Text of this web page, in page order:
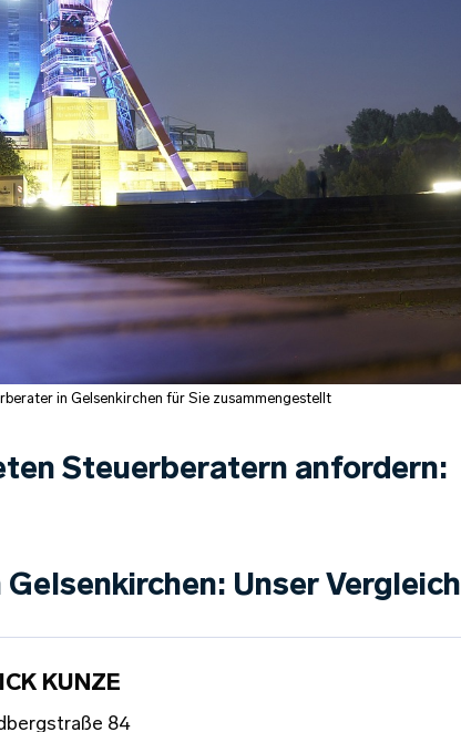
in Gelsenkirchen für Sie zusammengestellt
Steuerberatern anfordern:
Unser Vergleich
KUNZE
84